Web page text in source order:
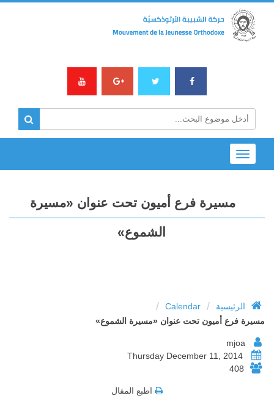
Toggle
navigation
مسيرة فرع أميون تحت عنوان «مسيرة
الشموع»
الرئيسية /
Calendar
/
مسيرة فرع أميون تحت عنوان «مسيرة الشموع»
mjoa
Thursday December 11, 2014
408
اطبع المقال